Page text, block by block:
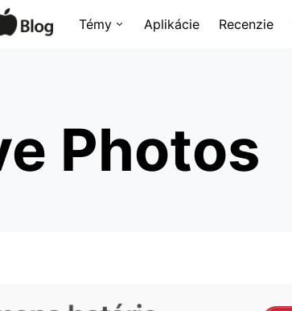
Témy Aplikácie Recenzie
Photos